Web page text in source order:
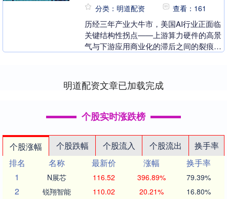
分类：明道配资 查看：161
历经三年产业大牛市，美国AI行业正面临
关键结构性拐点——上游算力硬件的高景
气与下游应用商业化的滞后之间的裂痕日
明道配资文章已加载完成
个股实时涨跌榜
个股涨幅 个股跌幅 个股流入 个股流出
换手率
排名
名称 最新价 涨幅
换手率
1
N展芯 116.52 396.89% 79.39%
2 锐翔智能 110.02 20.21% 16.80%